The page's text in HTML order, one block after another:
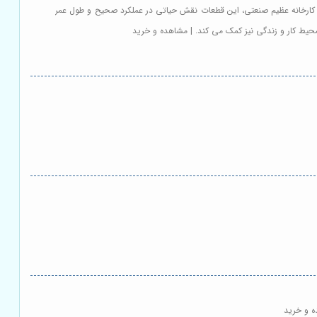
کارخانه عظیم صنعتی، این قطعات نقش حیاتی در عملکرد صحیح و طول عمر
کار و زندگی نیز کمک می کند. | مشاهده و خرید
و خرید